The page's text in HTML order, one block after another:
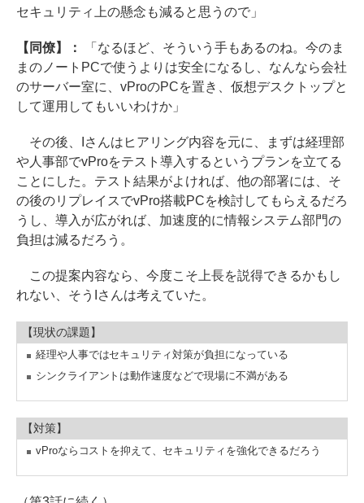
セキュリティ上の懸念も減ると思うので」
【同僚】：
「なるほど、そういう手もあるのね。今のま
まのノートPCで使うよりは安全になるし、なんなら会社
のサーバー室に、vProのPCを置き、仮想デスクトップと
して運用してもいいわけか」
その後、Iさんはヒアリング内容を元に、まずは経理部
や人事部でvProをテスト導入するというプランを立てる
ことにした。テスト結果がよければ、他の部署には、そ
の後のリプレイスでvPro搭載PCを検討してもらえるだろ
うし、導入が広がれば、加速度的に情報システム部門の
負担は減るだろう。
この提案内容なら、今度こそ上長を説得できるかもし
れない、そうIさんは考えていた。
【現状の課題】
経理や人事ではセキュリティ対策が負担になっている
シンクライアントは動作速度などで現場に不満がある
【対策】
vProならコストを抑えて、セキュリティを強化できるだろう